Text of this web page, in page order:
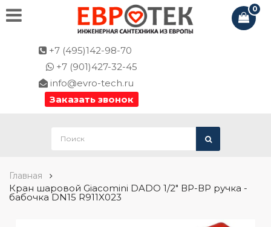
+7 (495)142-98-70
+7 (901)427-32-45
info@evro-tech.ru
Заказать звонок
0
Главная
Кран шаровой Giacomini DADO 1/2" ВР-ВР ручка -
бабочка DN15 R911X023